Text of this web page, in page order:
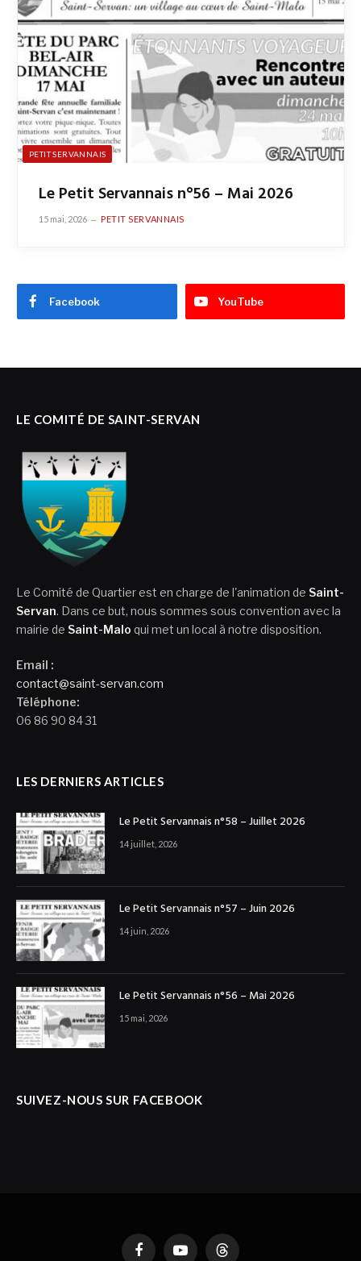
PETIT SERVANNAIS
Le Petit Servannais n°56 – Mai 2026
15 mai, 2026 PETIT SERVANNAIS
Facebook YouTube
LE COMITÉ DE SAINT-SERVAN
Le Comité de Quartier est en charge de l'animation de Saint-
Servan. Dans ce but, nous sommes sous convention avec la
mairie de Saint-Malo qui met un local à notre disposition.
Email :
contact@saint-servan.com
Téléphone:
06 86 90 84 31
LES DERNIERS ARTICLES
Le Petit Servannais n°58 – Juillet 2026
14 juillet, 2026
Le Petit Servannais n°57 – Juin 2026
14 juin, 2026
Le Petit Servannais n°56 – Mai 2026
15 mai, 2026
SUIVEZ-NOUS SUR FACEBOOK
FacebookYouTubeThreads